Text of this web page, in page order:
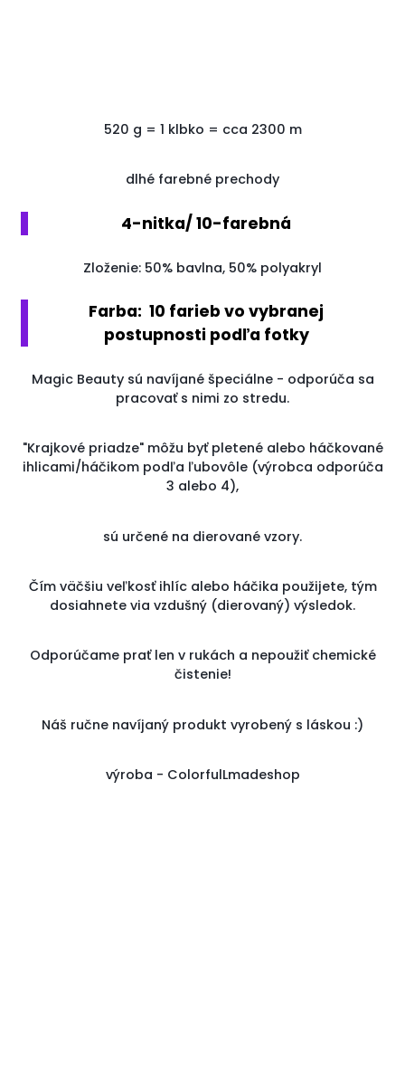
520 g = 1 klbko = cca 2300 m
dlhé farebné prechody
4-nitka/ 10-farebná
Zloženie: 50% bavlna, 50% polyakryl
Farba: 10 farieb vo vybranej
postupnosti podľa fotky
Magic Beauty sú navíjané špeciálne - odporúča sa
pracovať s nimi zo stredu.
"Krajkové priadze" môžu byť pletené alebo háčkované
ihlicami/háčikom podľa ľubovôle (výrobca odporúča
3 alebo 4),
sú určené na dierované vzory.
Čím väčšiu veľkosť ihlíc alebo háčika použijete, tým
dosiahnete via vzdušný (dierovaný) výsledok.
Odporúčame prať len v rukách a nepoužiť chemické
čistenie!
Náš ručne navíjaný produkt vyrobený s láskou :)
výroba - ColorfulLmadeshop